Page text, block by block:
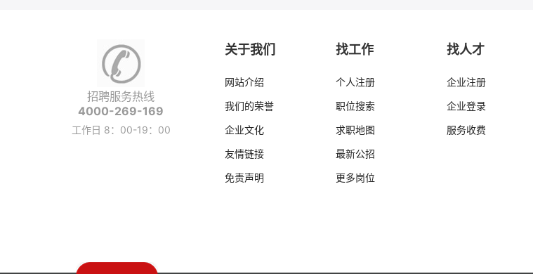
招聘服务热线
4000-269-169
工作日 8：00-19：00
关于我们
网站介绍
我们的荣誉
企业文化
友情链接
免责声明
找工作
个人注册
职位搜索
求职地图
最新公招
更多岗位
找人才
企业注册
企业登录
服务收费